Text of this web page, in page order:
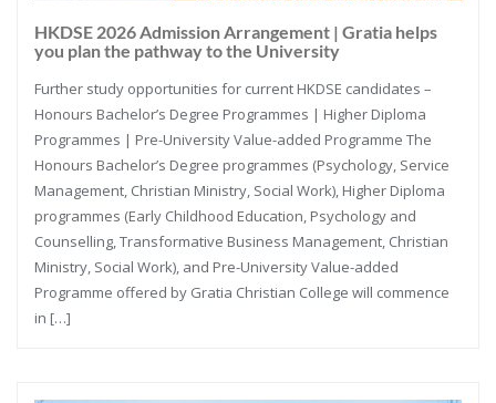
HKDSE 2026 Admission Arrangement | Gratia helps
you plan the pathway to the University
Further study opportunities for current HKDSE candidates –
Honours Bachelor’s Degree Programmes | Higher Diploma
Programmes | Pre-University Value-added Programme The
Honours Bachelor’s Degree programmes (Psychology, Service
Management, Christian Ministry, Social Work), Higher Diploma
programmes (Early Childhood Education, Psychology and
Counselling, Transformative Business Management, Christian
Ministry, Social Work), and Pre-University Value-added
Programme offered by Gratia Christian College will commence
in […]